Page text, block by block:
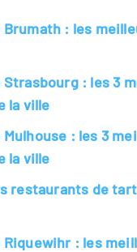
: les
: les 3
la ville
: les 3
la ville
restaurants de
: les